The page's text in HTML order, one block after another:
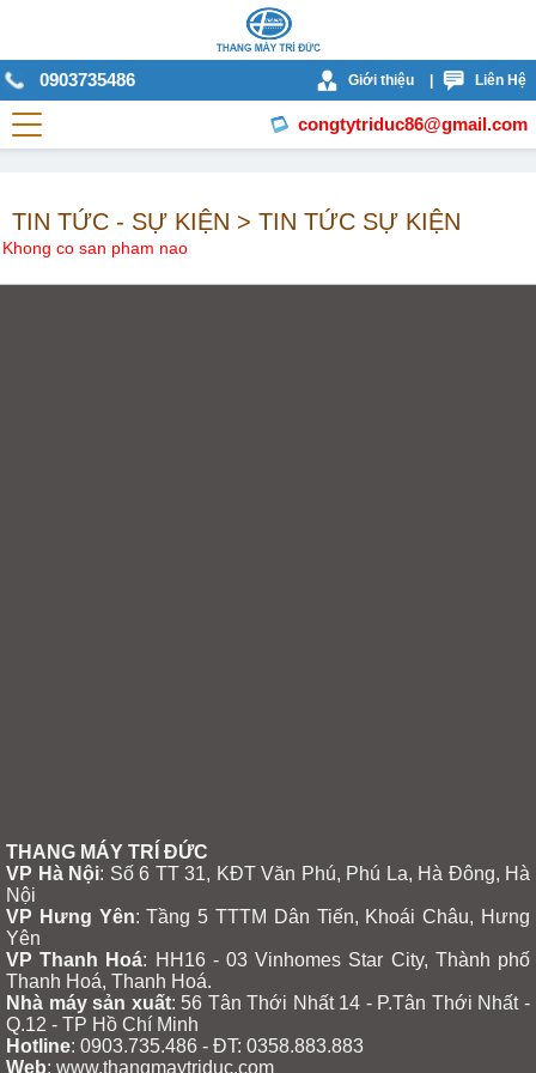
0903735486 Giới thiệu Liên Hệ
congtytriduc86@gmail.com
TIN TỨC - SỰ KIỆN > TIN TỨC SỰ KIỆN
Khong co san pham nao
THANG MÁY TRÍ ĐỨC
VP Hà Nội: Số 6 TT 31, KĐT Văn Phú, Phú La, Hà Đông, Hà
Nội
VP Hưng Yên: Tầng 5 TTTM Dân Tiến, Khoái Châu, Hưng
Yên
VP Thanh Hoá: HH16 - 03 Vinhomes Star City, Thành phố
Thanh Hoá, Thanh Hoá.
Nhà máy sản xuất: 56 Tân Thới Nhất 14 - P.Tân Thới Nhất -
Q.12 - TP Hồ Chí Minh
Hotline: 0903.735.486 - ĐT: 0358.883.883
Web: www.thangmaytriduc.com